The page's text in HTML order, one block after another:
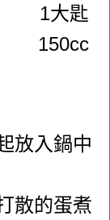
1大匙
150cc
放入鍋中
散的蛋煮